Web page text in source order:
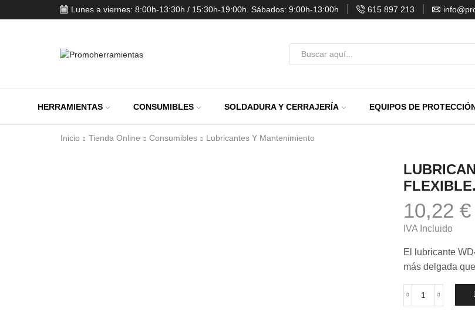
Lunes a viernes: 8:00h-13:30h / 15:30h-19:00h. Sábados: 9:00h-13:00h 615 897 213
HERRAMIENTAS CONSUMIBLES SOLDADURA Y CERRAJERÍA EQUIPOS DE
Inicio Tienda Online Consumibles Lubricantes Y Mantenimiento
FLEXIBLE.
10,22 €
IVA Incluido
El lubricante
más delgada
LUBRICANTE